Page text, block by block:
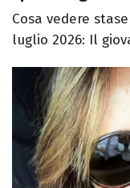
Cosa vedere
luglio 2026: Il